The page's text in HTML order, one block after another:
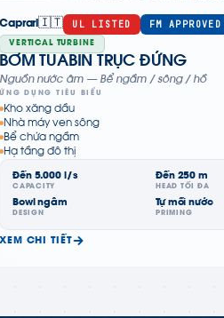
Caprari🇮🇹 UL LISTED FM APPROVED
VERTICAL TURBINE
BƠM TUABIN TRỤC ĐỨNG
Nguồn nước âm — Bể ngầm / sông / hồ
ỨNG DỤNG TIÊU BIỂU
Kho xăng dầu
Nhà máy ven sông
Bể chứa ngầm
Hạ tầng đô thị
Đến 5.000 l/s
CAPACITY
Đến 250 m
HEAD TỐI ĐA
Bowl ngâm
DESIGN
Tự mồi nước
PRIMING
XEM CHI TIẾT